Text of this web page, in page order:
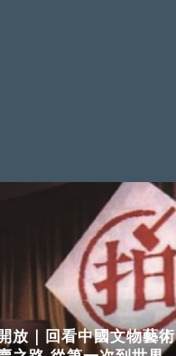
放｜回看中國文物藝術